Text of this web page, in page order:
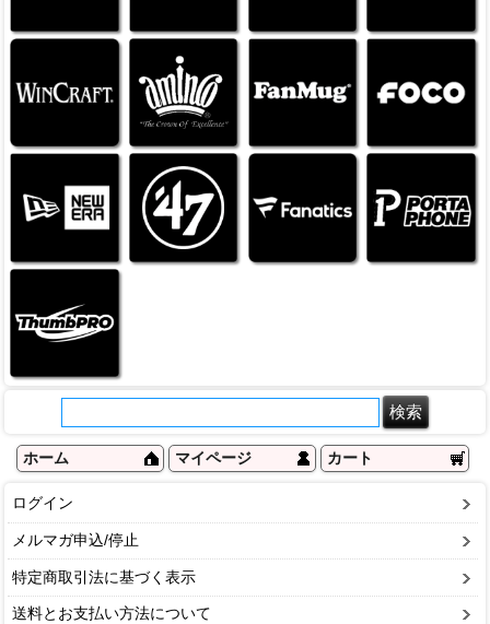
ホーム マイページ カート
ログイン
メルマガ申込/停止
特定商取引法に基づく表示
送料とお支払い方法について